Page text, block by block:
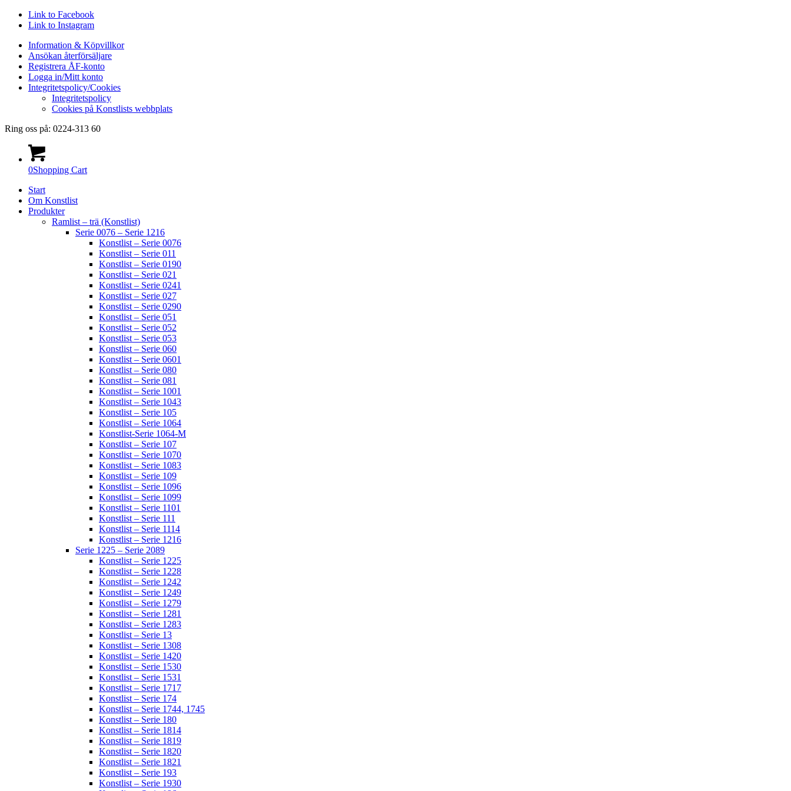
Link to Facebook
Link to Instagram
Information & Köpvillkor
Ansökan återförsäljare
Registrera ÅF-konto
Logga in/Mitt konto
Integritetspolicy/Cookies
Integritetspolicy
Cookies på Konstlists webbplats
Ring oss på: 0224-313 60
0Shopping Cart
Start
Om Konstlist
Produkter
Ramlist – trä (Konstlist)
Serie 0076 – Serie 1216
Konstlist – Serie 0076
Konstlist – Serie 011
Konstlist – Serie 0190
Konstlist – Serie 021
Konstlist – Serie 0241
Konstlist – Serie 027
Konstlist – Serie 0290
Konstlist – Serie 051
Konstlist – Serie 052
Konstlist – Serie 053
Konstlist – Serie 060
Konstlist – Serie 0601
Konstlist – Serie 080
Konstlist – Serie 081
Konstlist – Serie 1001
Konstlist – Serie 1043
Konstlist – Serie 105
Konstlist – Serie 1064
Konstlist-Serie 1064-M
Konstlist – Serie 107
Konstlist – Serie 1070
Konstlist – Serie 1083
Konstlist – Serie 109
Konstlist – Serie 1096
Konstlist – Serie 1099
Konstlist – Serie 1101
Konstlist – Serie 111
Konstlist – Serie 1114
Konstlist – Serie 1216
Serie 1225 – Serie 2089
Konstlist – Serie 1225
Konstlist – Serie 1228
Konstlist – Serie 1242
Konstlist – Serie 1249
Konstlist – Serie 1279
Konstlist – Serie 1281
Konstlist – Serie 1283
Konstlist – Serie 13
Konstlist – Serie 1308
Konstlist – Serie 1420
Konstlist – Serie 1530
Konstlist – Serie 1531
Konstlist – Serie 1717
Konstlist – Serie 174
Konstlist – Serie 1744, 1745
Konstlist – Serie 180
Konstlist – Serie 1814
Konstlist – Serie 1819
Konstlist – Serie 1820
Konstlist – Serie 1821
Konstlist – Serie 193
Konstlist – Serie 1930